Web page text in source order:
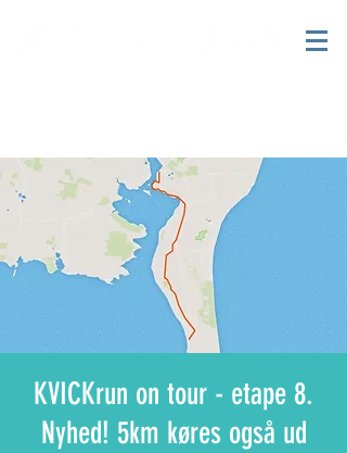
KVICKrun on tour - etape 8.
Nyhed! 5km køres også ud